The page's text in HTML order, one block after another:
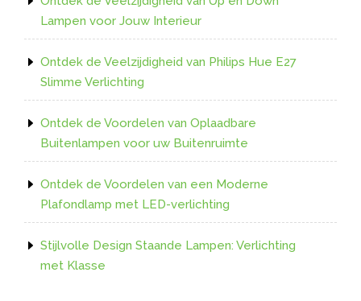
verlichting”
Lampen voor Jouw Interieur
Ontdek de Veelzijdigheid van Philips Hue E27
Slimme Verlichting
Ontdek de Voordelen van Oplaadbare
Buitenlampen voor uw Buitenruimte
Ontdek de Voordelen van een Moderne
Plafondlamp met LED-verlichting
Stijlvolle Design Staande Lampen: Verlichting
met Klasse